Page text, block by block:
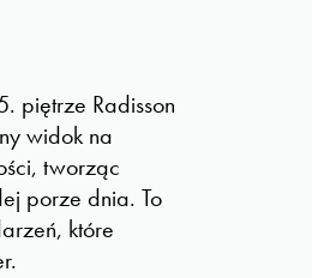
piętrze Radisson
widok na
tworząc
porze dnia. To
które